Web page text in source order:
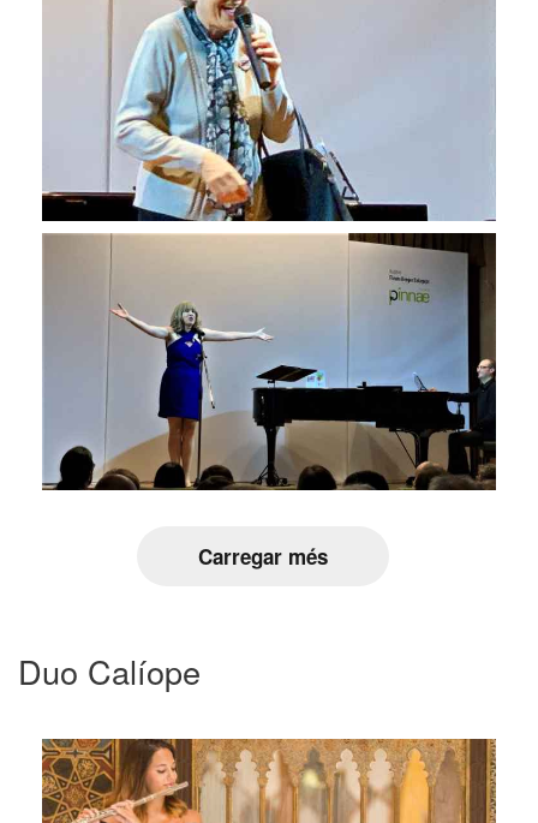
Carregar més
Duo Calíope